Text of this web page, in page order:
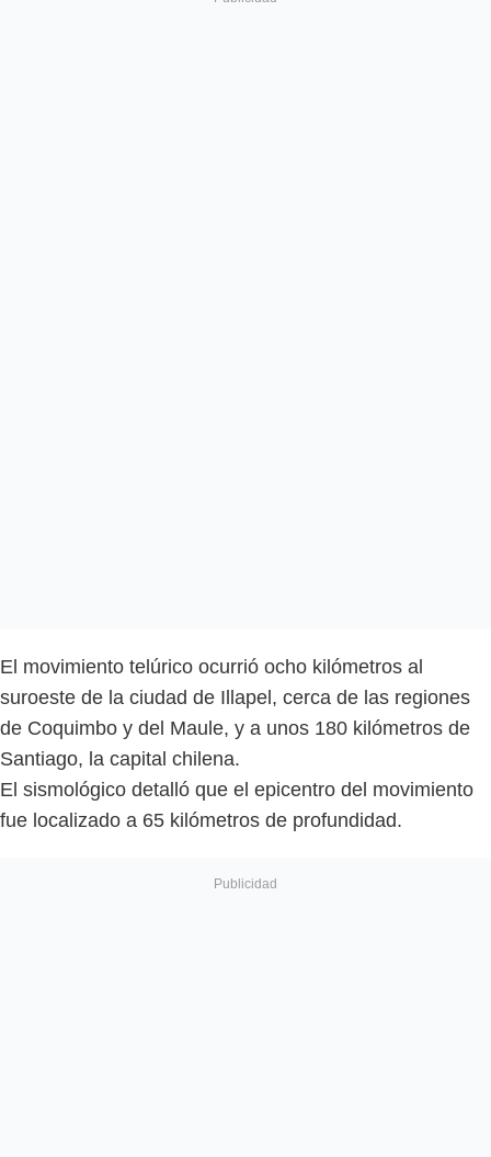
El movimiento telúrico ocurrió ocho kilómetros al
suroeste de la ciudad de Illapel, cerca de las regiones
de Coquimbo y del Maule, y a unos 180 kilómetros de
Santiago, la capital chilena.
El sismológico detalló que el epicentro del movimiento
fue localizado a 65 kilómetros de profundidad.